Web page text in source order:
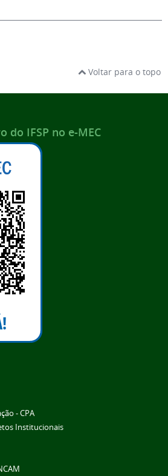
Voltar para o topo
do IFSP no e-MEC
- CPA
Institucionais